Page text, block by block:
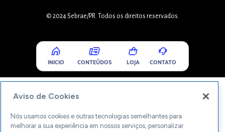
© 2024 Sebrae/PR. Todos os direitos reservados.
INICIO CONTEÚDOS LOJA CONTATO
Aviso de Cookies
Nós usamos cookies e outras tecnologias semelhantes para
melhorar a sua experiência em nossos serviços, personalizar